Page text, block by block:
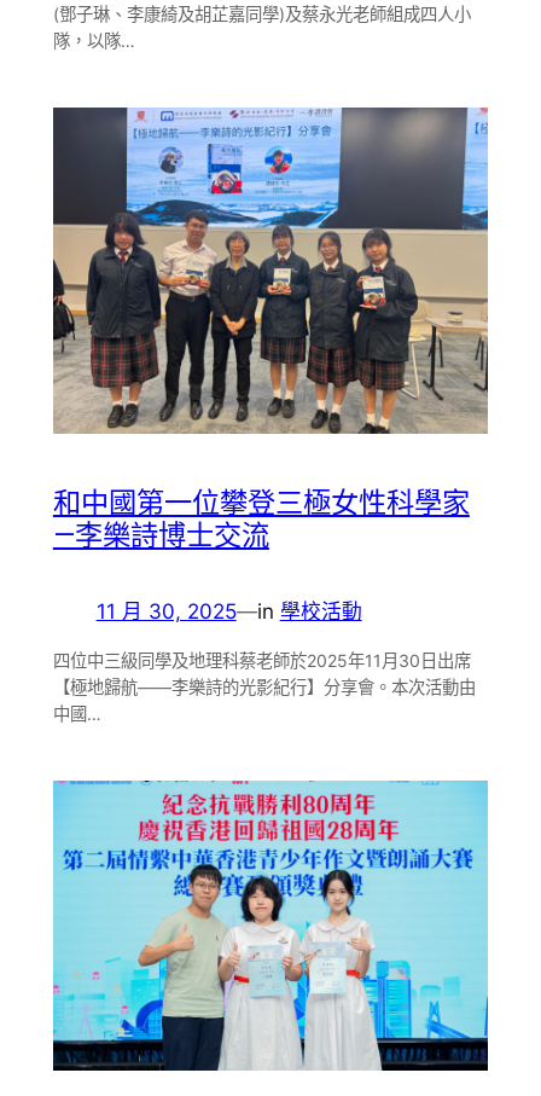
(鄧子琳、李康綺及胡芷嘉同學)及蔡永光老師組成四人小
隊，以隊…
和中國第一位攀登三極女性科學家
—李樂詩博士交流
11 月 30, 2025—in 學校活動
四位中三級同學及地理科蔡老師於2025年11月30日出席
【極地歸航——李樂詩的光影紀行】分享會。本次活動由
中國…